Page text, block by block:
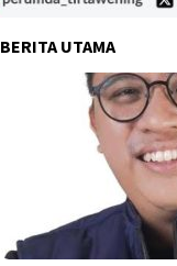
BERITA UTAMA